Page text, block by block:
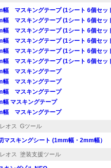
幅 マスキングテープ (1シート 6個セッ
幅 マスキングテープ (1シート 6個セッ
幅 マスキングテープ (1シート 6個セッ
幅 マスキングテープ (1シート 6個セッ
幅 マスキングテープ (1シート 6個セッ
幅 マスキングテープ (1シート 6個セッ
幅 マスキングテープ
幅 マスキングテープ
幅 マスキングテープ
幅 マスキングテープ
幅 マスキングテープ
オス Gツール
マスキングシート (1mm幅・2mm幅）
オス 塗装支援ツール
）